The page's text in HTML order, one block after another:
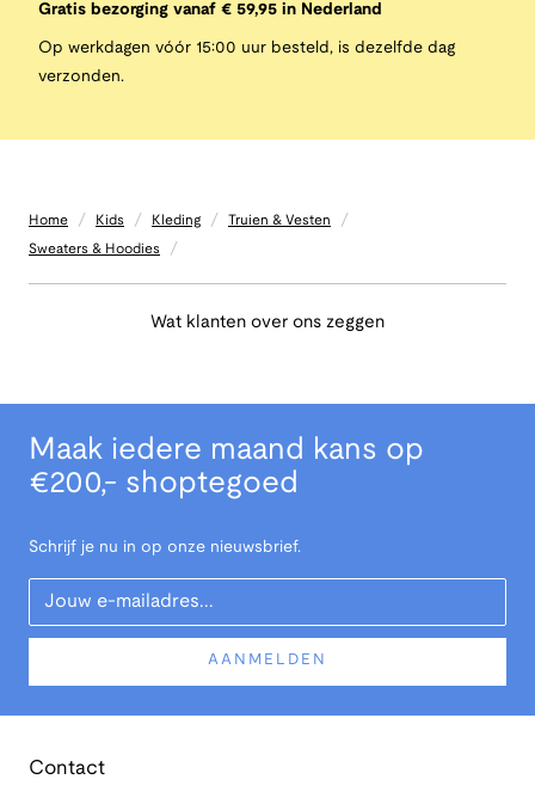
Gratis bezorging vanaf € 59,95 in Nederland
Op werkdagen vóór 15:00 uur besteld, is dezelfde dag
verzonden.
Home / Kids / Kleding / Truien & Vesten /
Sweaters & Hoodies /
Wat klanten over ons zeggen
Maak iedere maand kans op
€200,- shoptegoed
Schrijf je nu in op onze nieuwsbrief.
Your Email
AANMELDEN
Contact